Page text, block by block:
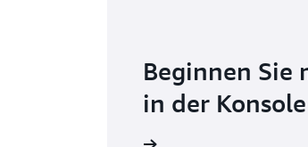
Beginnen Sie
in der Konsole